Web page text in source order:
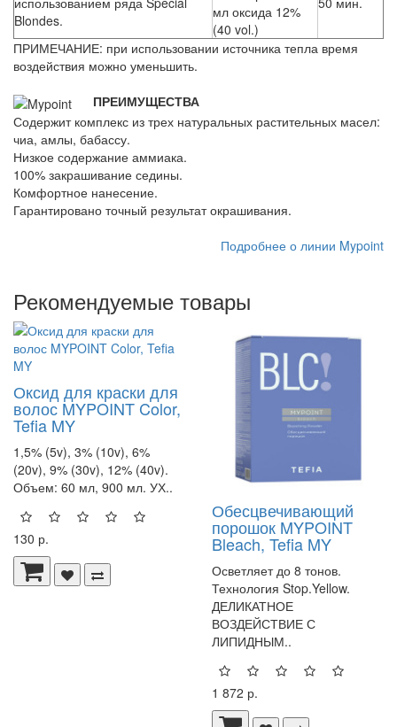
Blondes.
мл оксида 12%
(40 vol.)
ПРИМЕЧАНИЕ: при использовании источника тепла время
воздействия можно уменьшить.
ПРЕИМУЩЕСТВА
Содержит комплекс из трех натуральных растительных масел:
чиа, амлы, бабассу.
Низкое содержание аммиака.
100% закрашивание седины.
Комфортное нанесение.
Гарантировано точный результат окрашивания.
Подробнее о линии Mypoint
Рекомендуемые товары
Оксид для краски для
волос MYPOINT Color,
Tefia MY
1,5% (5v), 3% (10v), 6%
(20v), 9% (30v), 12% (40v).
Объем: 60 мл, 900 мл. УХ..
130 р.
Обесцвечивающий
порошок MYPOINT
Bleach, Tefia MY
Осветляет до 8 тонов.
Технология Stop.Yellow.
ДЕЛИКАТНОЕ
ВОЗДЕЙСТВИЕ С
ЛИПИДНЫМ..
1 872 р.